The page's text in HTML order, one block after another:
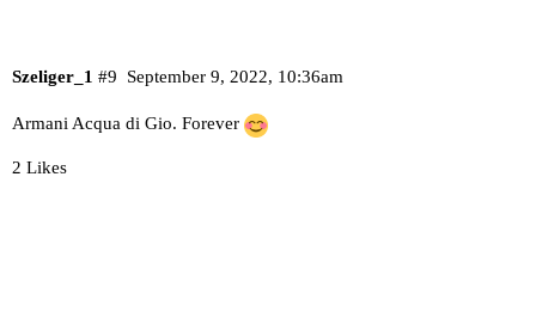
Szeliger_1 September 9, 2022, 10:36am
#9
Armani Acqua di Gio. Forever
2 Likes